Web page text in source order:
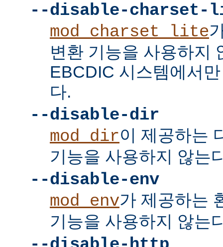
--disable-charset-
mod_charset_lite
변환 기능을 사용하지
EBCDIC 시스템에서
다.
--disable-dir
mod_dir이 제공하는
기능을 사용하지 않는
--disable-env
mod_env가 제공하는
기능을 사용하지 않는